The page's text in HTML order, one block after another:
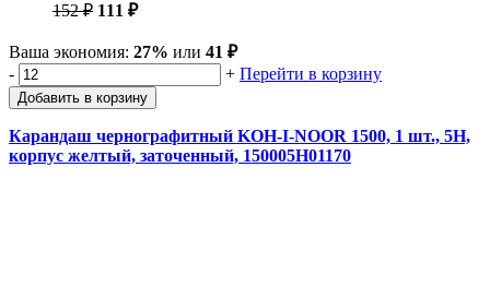
152 ₽ 111 ₽
Ваша экономия: 27% или 41 ₽
-
+ Перейти в корзину
Добавить в корзину
Карандаш чернографитный KOH-I-NOOR 1500, 1 шт., 5H,
корпус желтый, заточенный, 150005H01170